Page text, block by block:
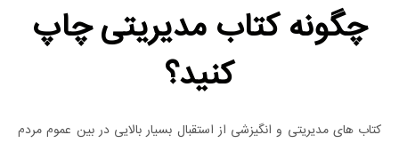
چگونه کتاب مدیریتی چاپ
کنید؟​
کتاب های مدیریتی و انگیزشی از استقبال بسیار بالایی در بین عموم مردم